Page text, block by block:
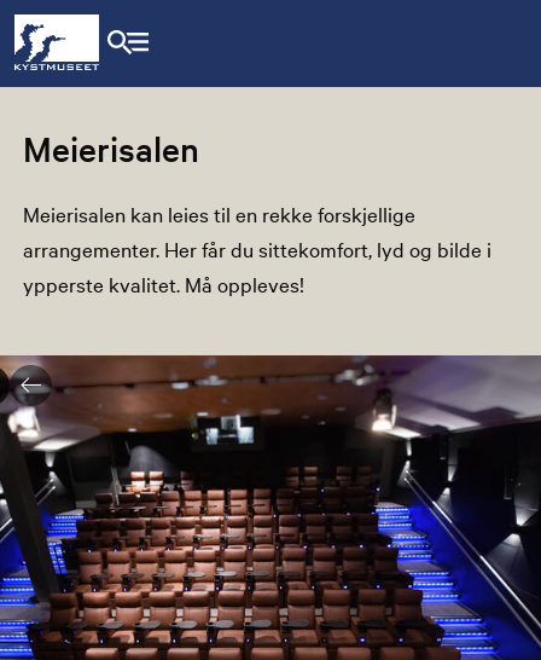
Meierisalen
Meierisalen kan leies til en rekke forskjellige
arrangementer. Her får du sittekomfort, lyd og bilde i
ypperste kvalitet. Må oppleves!